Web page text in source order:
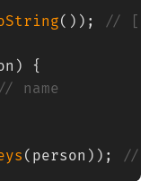
( ) ) ; //
)
{
// name
( person ) ) ; //